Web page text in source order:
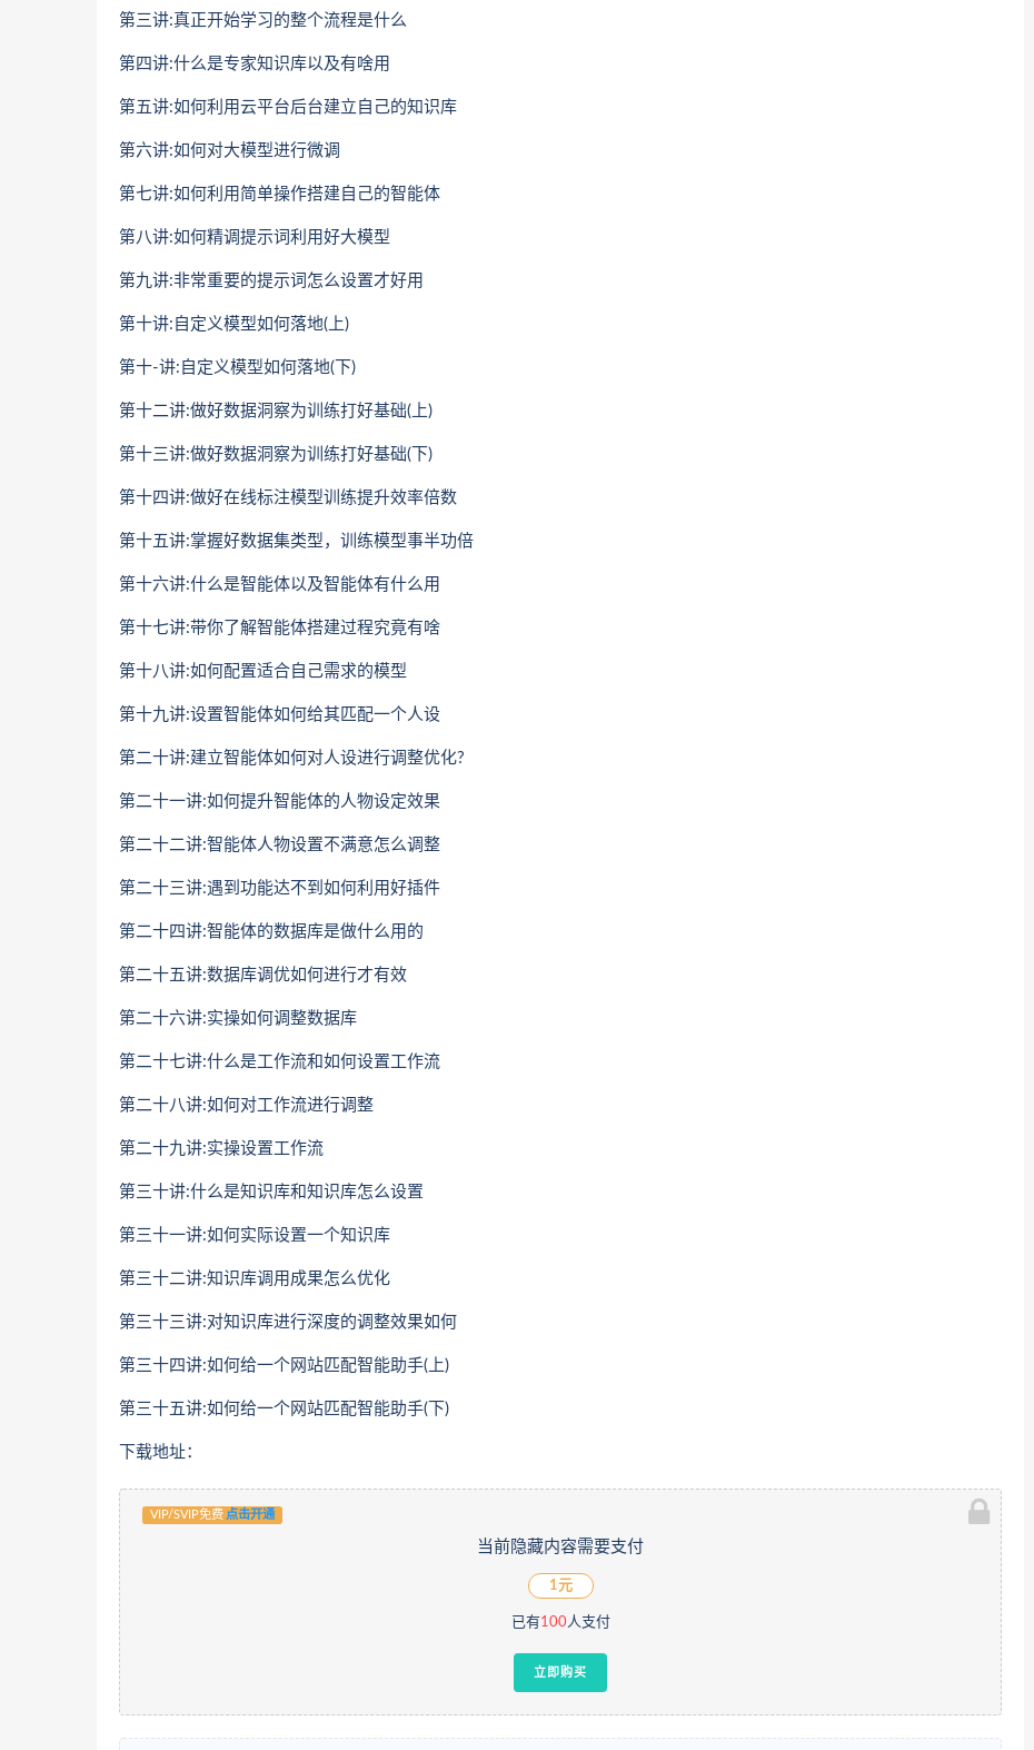
第三讲:真正开始学习的整个流程是什么
第四讲:什么是专家知识库以及有啥用
第五讲:如何利用云平台后台建立自己的知识库
第六讲:如何对大模型进行微调
第七讲:如何利用简单操作搭建自己的智能体
第八讲:如何精调提示词利用好大模型
第九讲:非常重要的提示词怎么设置才好用
第十讲:自定义模型如何落地(上)
第十-讲:自定义模型如何落地(下)
第十二讲:做好数据洞察为训练打好基础(上)
第十三讲:做好数据洞察为训练打好基础(下)
第十四讲:做好在线标注模型训练提升效率倍数
第十五讲:掌握好数据集类型，训练模型事半功倍
第十六讲:什么是智能体以及智能体有什么用
第十七讲:带你了解智能体搭建过程究竟有啥
第十八讲:如何配置适合自己需求的模型
第十九讲:设置智能体如何给其匹配一个人设
第二十讲:建立智能体如何对人设进行调整优化?
第二十一讲:如何提升智能体的人物设定效果
第二十二讲:智能体人物设置不满意怎么调整
第二十三讲:遇到功能达不到如何利用好插件
第二十四讲:智能体的数据库是做什么用的
第二十五讲:数据库调优如何进行才有效
第二十六讲:实操如何调整数据库
第二十七讲:什么是工作流和如何设置工作流
第二十八讲:如何对工作流进行调整
第二十九讲:实操设置工作流
第三十讲:什么是知识库和知识库怎么设置
第三十一讲:如何实际设置一个知识库
第三十二讲:知识库调用成果怎么优化
第三十三讲:对知识库进行深度的调整效果如何
第三十四讲:如何给一个网站匹配智能助手(上)
第三十五讲:如何给一个网站匹配智能助手(下)
下载地址：
VIP/SVIP免费 点击开通
当前隐藏内容需要支付
1元
已有100人支付
立即购买